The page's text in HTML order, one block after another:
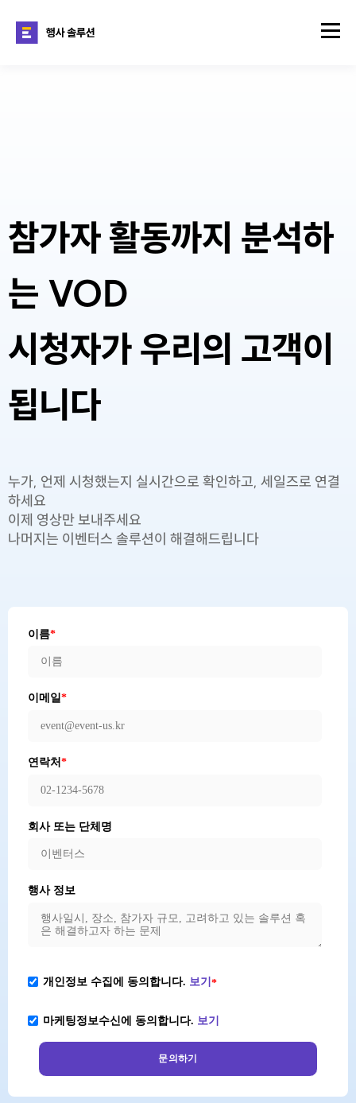
참가자 활동까지 분석하
는 VOD
시청자가 우리의 고객이
됩니다
누가, 언제 시청했는지 실시간으로 확인하고, 세일즈로 연결
하세요
이제 영상만 보내주세요
나머지는 이벤터스 솔루션이 해결해드립니다
이름*
이메일*
연락처 *
회사 또는 단체명
행사 정보
개인정보 수집에 동의합니다. 보기 *
마케팅정보수신에 동의합니다. 보기